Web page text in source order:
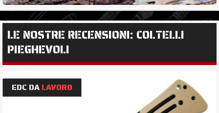
LE NOSTRE RECENSIONI: COLTELLI
PIEGHEVOLI
EDC DA LAVORO